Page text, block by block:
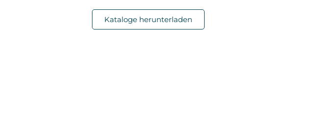
Kataloge herunterladen